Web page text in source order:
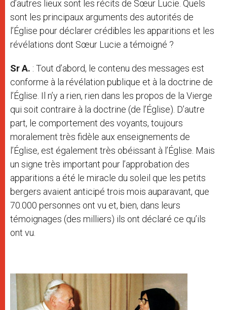
d’autres lieux sont les récits de Sœur Lucie. Quels
sont les principaux arguments des autorités de
l’Église pour déclarer crédibles les apparitions et les
révélations dont Sœur Lucie a témoigné ?
Sr A. : Tout d’abord, le contenu des messages est
conforme à la révélation publique et à la doctrine de
l’Église. Il n’y a rien, rien dans les propos de la Vierge
qui soit contraire à la doctrine (de l’Église). D’autre
part, le comportement des voyants, toujours
moralement très fidèle aux enseignements de
l’Église, est également très obéissant à l’Église. Mais
un signe très important pour l’approbation des
apparitions a été le miracle du soleil que les petits
bergers avaient anticipé trois mois auparavant, que
70.000 personnes ont vu et, bien, dans leurs
témoignages (des milliers) ils ont déclaré ce qu’ils
ont vu.